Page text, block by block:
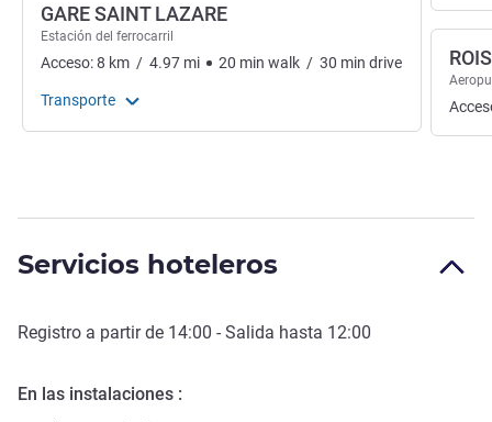
GARE SAINT LAZARE
Estación del ferrocarril
Acceso:8 km / 4.97 mi 20 min walk / 30 min drive
Transporte
Servicios hoteleros
Registro a partir de 14:00 - Salida hasta 12:00
En las instalaciones